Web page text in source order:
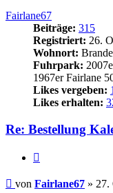
Fairlane67
Beiträge: 315
Registriert: 26.
Wohnort:
Fuhrpark:
1967er Fairlane
Likes vergeben:
Likes erhalten:
Re: Bestellung
Beitrag
von Fairlane67 » 27.